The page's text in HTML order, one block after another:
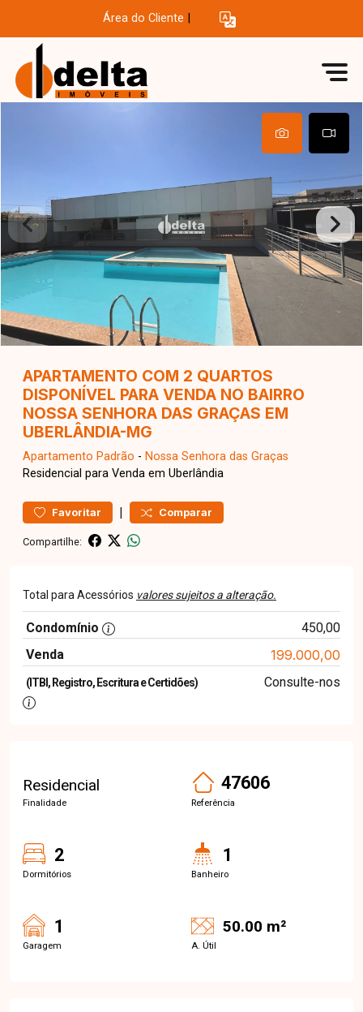
Área do Cliente
APARTAMENTO COM 2 QUARTOS
DISPONÍVEL PARA VENDA NO BAIRRO
NOSSA SENHORA DAS GRAÇAS EM
UBERLÂNDIA-MG
Apartamento Padrão - Nossa Senhora das Graças
Residencial para Venda em Uberlândia
Favoritar | Comparar
Compartilhe:
Total para Acessórios valores sujeitos a alteração.
Condomínio
450,00
Venda
199.000,00
(ITBI, Registro, Escritura e Certidões) Consulte-nos
Residencial
Finalidade
47606
Referência
2
Dormitórios
1
Banheiro
1
Garagem
50.00 m²
A. Útil